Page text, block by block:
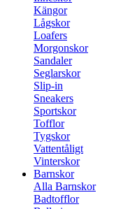
Kängor
Lågskor
Loafers
Morgonskor
Sandaler
Seglarskor
Slip-in
Sneakers
Sportskor
Tofflor
Tygskor
Vattentåligt
Vinterskor
Barnskor
Alla Barnskor
Badtofflor